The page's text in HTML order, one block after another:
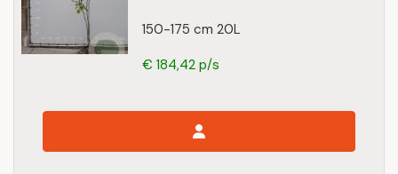
150-175 cm 20L
€ 184,42 p/s